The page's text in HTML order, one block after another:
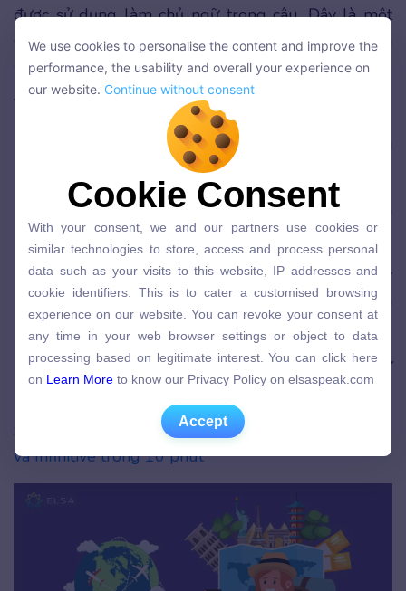
được sử dụng làm chủ ngữ trong câu. Đây là một
cách phổ biến để diễn đạt các ý tưởng hoặc hành
động chung, và thường xuất hiện ở đầu câu.
Ví dụ:
To travel around the world
du lịch vòng quanh thế giới là ước mơ của tôi.)
To travel around the world là động từ nguyên
mẫu to travel, đóng vai trò làm chủ ngữ trong câu.
To learn a new language opens up many
opportunities. (Học một ngôn ngữ mới mở ra
nhiều cơ hội.)
→To learn a new languagelà cụm động từ
nguyên mẫu to learn, đóng vai trò làm chủ ngữ.
Nằm lòng quy tắc sử dụng Gerund
và Infinitive trong 10 phút
We use cookies to personalise the content and improve the
performance, the usability and overall your experience on
Continue without consent
Cookie Consent
similar technologies to store, access and process personal
data such as your visits to this website, IP addresses and
cookie identifiers. This is to cater a customised browsing
experience on our website. You can revoke your consent at
any time in your web browser settings or object to data
processing based on legitimate interest. You can click here
on
Learn More to know our Privacy Policy on elsaspeak.com
We use cookies to personalise the content and improve the
performance, the usability and overall your experience on
our website. Continue without consent
Cookie Consent
With your consent, we and our partners use cookies or
similar technologies to store, access and process personal
data such as your visits to this website, IP addresses and
cookie identifiers. This is to cater a customised browsing
experience on our website. You can revoke your consent at
any time in your web browser settings or object to data
processing based on legitimate interest. You can click here
on Learn More to know our Privacy Policy on elsaspeak.com
Accept